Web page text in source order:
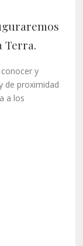
Terra.
y
de proximidad
a los